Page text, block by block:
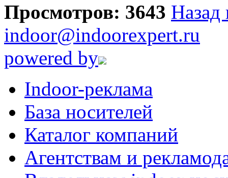
Просмотров: 3643 Назад
indoor@indoorexpert.ru
powered by
Indoor-реклама
База носителей
Каталог компаний
Агентствам и